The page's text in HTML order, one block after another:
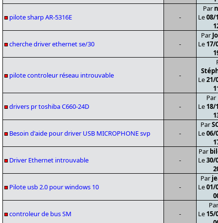
pilote sharp AR-5316E -
Par
Le08/
cherche driver ethernet se/30 -
Par
Le 17/
pilote controleur réseau introuvable -
Le21/
drivers pr toshiba C660-24D -
Par
Le 18/
Besoin d'aide pour driver USB MICROPHONE svp -
Par
Le06/
Driver Ethernet introuvable -
Par
Le30/
Pilote usb 2.0 pour windows 10 -
Par
Le01/
controleur de bus SM -
Le 15/